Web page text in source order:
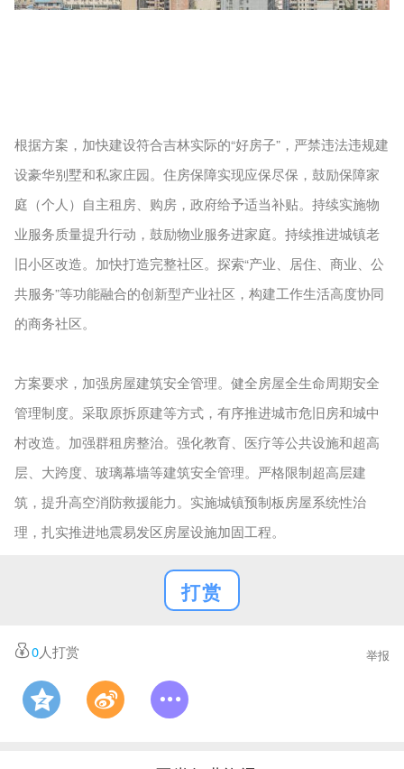
根据方案，加快建设符合吉林实际的“好房子”，严禁违法违规建
设豪华别墅和私家庄园。住房保障实现应保尽保，鼓励保障家
庭（个人）自主租房、购房，政府给予适当补贴。持续实施物
业服务质量提升行动，鼓励物业服务进家庭。持续推进城镇老
旧小区改造。加快打造完整社区。探索“产业、居住、商业、公
共服务”等功能融合的创新型产业社区，构建工作生活高度协同
的商务社区。
方案要求，加强房屋建筑安全管理。健全房屋全生命周期安全
管理制度。采取原拆原建等方式，有序推进城市危旧房和城中
村改造。加强群租房整治。强化教育、医疗等公共设施和超高
层、大跨度、玻璃幕墙等建筑安全管理。严格限制超高层建
筑，提升高空消防救援能力。实施城镇预制板房屋系统性治
理，扎实推进地震易发区房屋设施加固工程。
打赏
0人打赏 举报